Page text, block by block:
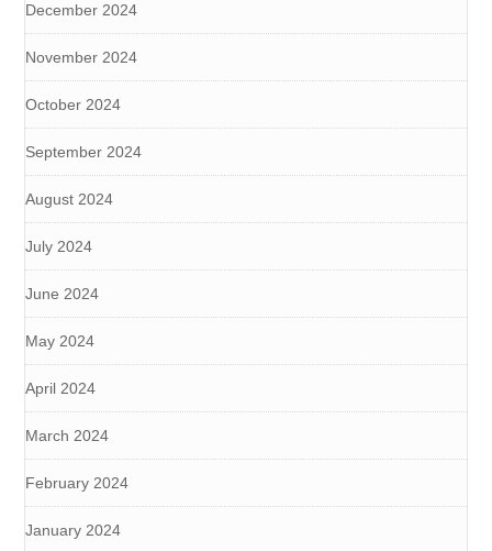
December 2024
November 2024
October 2024
September 2024
August 2024
July 2024
June 2024
May 2024
April 2024
March 2024
February 2024
January 2024